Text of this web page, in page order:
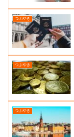
つぶやき
つぶやき
つぶやき